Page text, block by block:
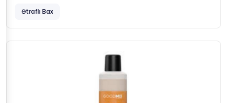
Ətraflı Bax